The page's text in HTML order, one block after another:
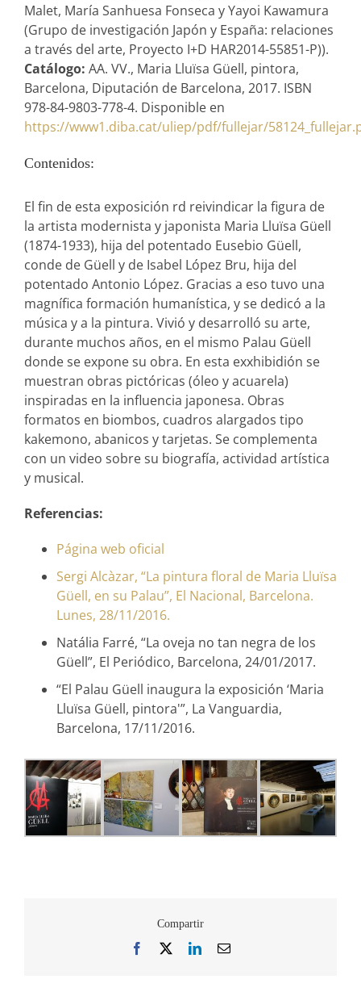
Malet, María Sanhuesa Fonseca y Yayoi Kawamura
(Grupo de investigación Japón y España: relaciones
a través del arte, Proyecto I+D HAR2014-55851-P)).
Catálogo: AA. VV., Maria Lluïsa Güell, pintora,
Barcelona, Diputación de Barcelona, 2017. ISBN
978-84-9803-778-4. Disponible en
https://www1.diba.cat/uliep/pdf/fullejar/
Contenidos:
El fin de esta exposición rd reivindicar la figura de
la artista modernista y japonista Maria Lluïsa Güell
(1874-1933), hija del potentado Eusebio Güell,
conde de Güell y de Isabel López Bru, hija del
potentado Antonio López. Gracias a eso tuvo una
magnífica formación humanística, y se dedicó a la
música y a la pintura. Vivió y desarrolló su arte,
durante muchos años, en el mismo Palau Güell
donde se expone su obra. En esta exxhibidión se
muestran obras pictóricas (óleo y acuarela)
inspiradas en la influencia japonesa. Obras
formatos en biombos, cuadros alargados tipo
kakemono, abanicos y tarjetas. Se complementa
con un video sobre su biografía, actividad artística
y musical.
Referencias:
Página web oficial
Sergi Alcàzar, “La pintura floral de Maria Lluïsa
Güell, en su Palau”, El Nacional, Barcelona.
Lunes, 28/11/2016.
Natália Farré, “La oveja no tan negra de los
Güell”, El Periódico, Barcelona, 24/01/2017.
“El Palau Güell inaugura la exposición ‘Maria
Lluïsa Güell, pintora'”, La Vanguardia,
Barcelona, 17/11/2016.
Compartir
Facebook LinkedInCorreo